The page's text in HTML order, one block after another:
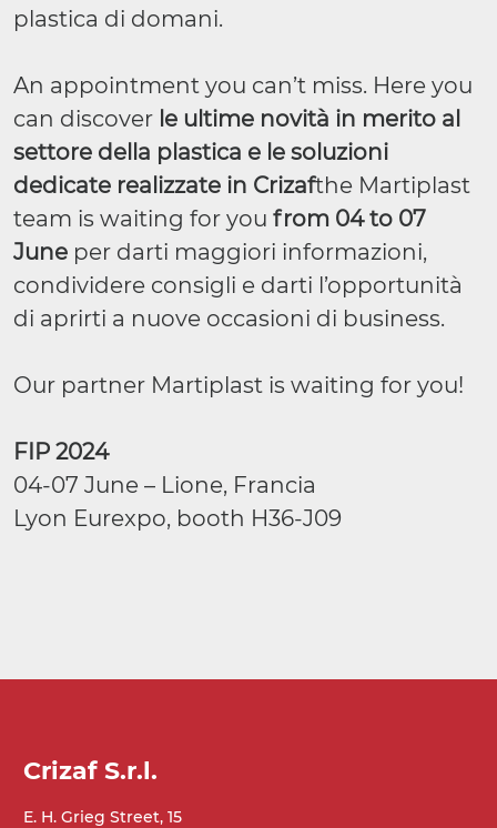
plastica di domani.
An appointment you can’t miss. Here you
can discover le ultime novità in merito al
settore della plastica e le soluzioni
dedicate realizzate in Crizafthe Martiplast
team is waiting for you from 04 to 07
June per darti maggiori informazioni,
condividere consigli e darti l’opportunità
di aprirti a nuove occasioni di business.
Our partner Martiplast is waiting for you!
FIP 2024
04-07 June – Lione, Francia
Lyon Eurexpo, booth H36-J09
Crizaf S.r.l.
E. H. Grieg Street, 15